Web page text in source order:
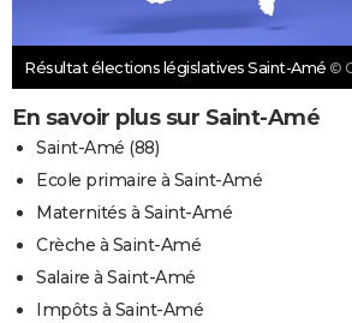
Résultat élections législatives Saint-Amé ©
En savoir plus sur Saint-Amé
Saint-Amé (88)
Ecole primaire à Saint-Amé
Maternités à Saint-Amé
Crèche à Saint-Amé
Salaire à Saint-Amé
Impôts à Saint-Amé